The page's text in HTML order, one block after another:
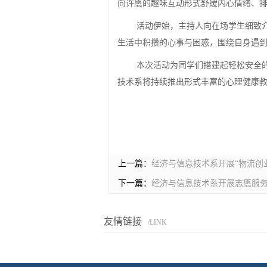
向许愿的趣味互动形式舒缓内心情绪、
活动伊始，主持人向在场学生细致
生活中积攒的心事与困惑，围绕自身遇
本次活动为同学们搭建起轻松安全
技术系将持续推出形式丰富的心理健康
上一篇： 经济与信息技术系开展“物流
下一篇： 经济与信息技术系开展志愿服
友情链接 /LINK